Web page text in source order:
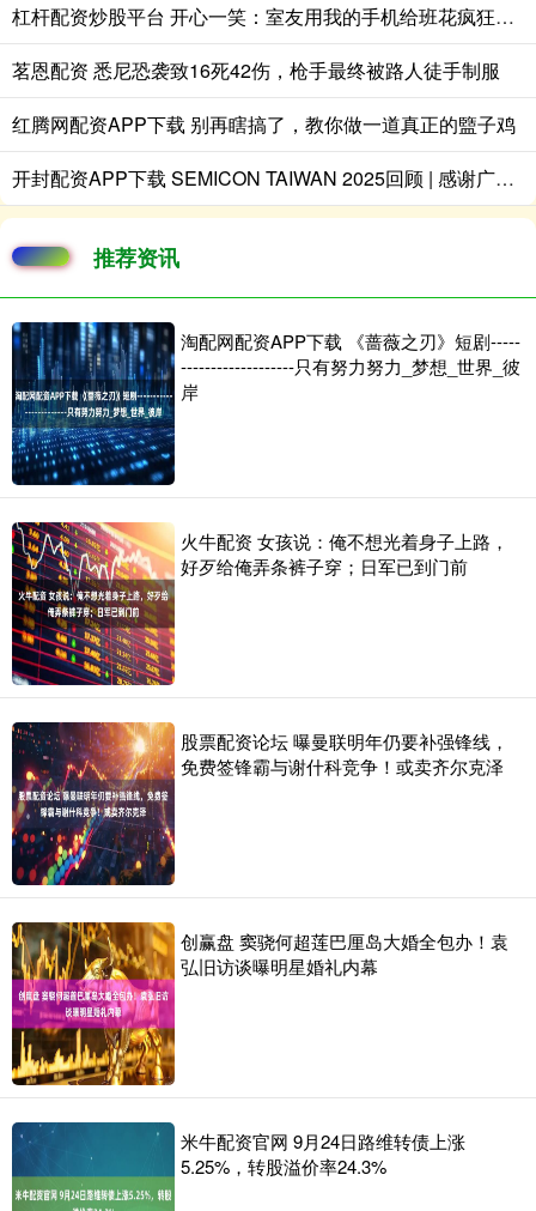
杠杆配资炒股平台 开心一笑：室友用我的手机给班花疯狂示爱，可没想到刚拨通……
茗恩配资 悉尼恐袭致16死42伤，枪手最终被路人徒手制服
红腾网配资APP下载 别再瞎搞了，教你做一道真正的盬子鸡
开封配资APP下载 SEMICON TAIWAN 2025回顾 | 感谢广大朋友的莅临，卓兴半导体期待与您明年再会！
推荐资讯
淘配网配资APP下载 《蔷薇之刃》短剧-----
-------------------只有努力努力_梦想_世界_彼
岸
火牛配资 女孩说：俺不想光着身子上路，
好歹给俺弄条裤子穿；日军已到门前
股票配资论坛 曝曼联明年仍要补强锋线，
免费签锋霸与谢什科竞争！或卖齐尔克泽
创赢盘 窦骁何超莲巴厘岛大婚全包办！袁
弘旧访谈曝明星婚礼内幕
米牛配资官网 9月24日路维转债上涨
5.25%，转股溢价率24.3%